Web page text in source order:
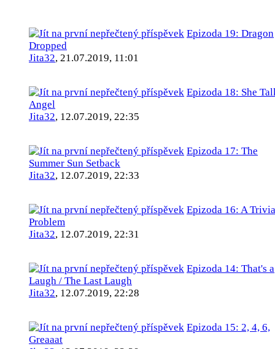
Epizoda 19: Dragon
Dropped
Jita32, 21.07.2019, 11:01
Epizoda 18: She
Angel
Jita32, 12.07.2019, 22:35
Epizoda 17: The
Summer Sun Setback
Jita32, 12.07.2019, 22:33
Epizoda 16: A
Problem
Jita32, 12.07.2019, 22:31
Epizoda 14: That's a
Laugh / The Last Laugh
Jita32, 12.07.2019, 22:28
Epizoda 15: 2, 4, 6,
Greaaat